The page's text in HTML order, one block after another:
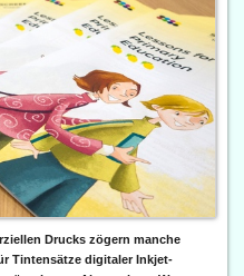
Drucks zögern manche
Tintensätze digitaler Inkjet-